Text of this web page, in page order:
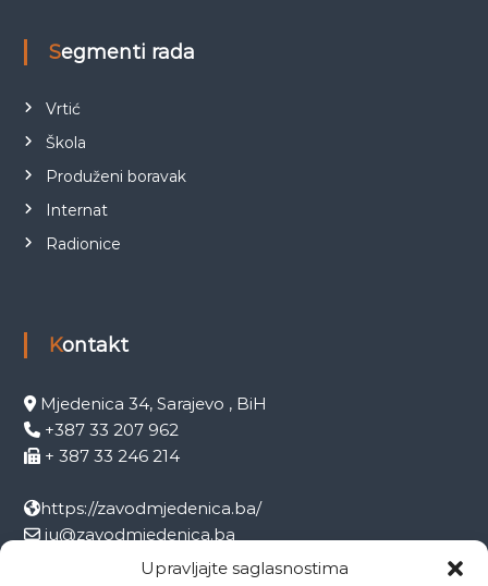
Upravljajte saglasnostima
Segmenti rada
Vrtić
Škola
Produženi boravak
Internat
Radionice
Kontakt
Mjedenica 34, Sarajevo , BiH
+387 33 207 962
+ 387 33 246 214
https://zavodmjedenica.ba/
ju@zavodmjedenica.ba
info@zamjed.edu.ba